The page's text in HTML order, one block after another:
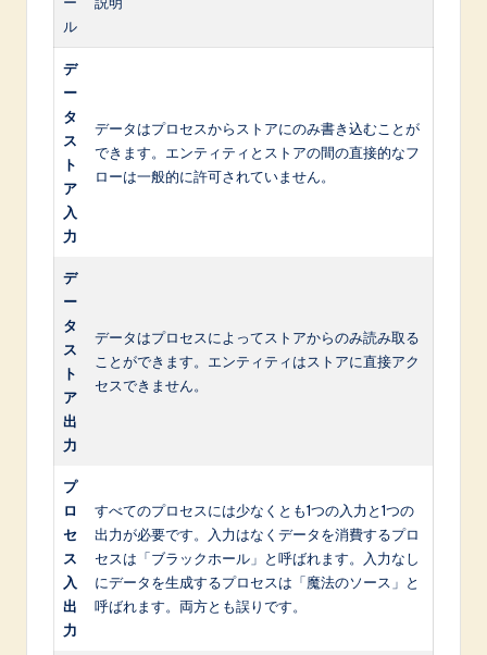
ル
デ
ー
タ
ス
ト
ア
入
力
データはプロセスからストアにのみ書き込むことが
できます。エンティティとストアの間の直接的なフ
ローは一般的に許可されていません。
デ
ー
タ
ス
ト
ア
出
力
データはプロセスによってストアからのみ読み取る
ことができます。エンティティはストアに直接アク
セスできません。
プ
ロ
セ
ス
入
出
力
すべてのプロセスには少なくとも1つの入力と1つの
出力が必要です。入力はなくデータを消費するプロ
セスは「ブラックホール」と呼ばれます。入力なし
にデータを生成するプロセスは「魔法のソース」と
呼ばれます。両方とも誤りです。